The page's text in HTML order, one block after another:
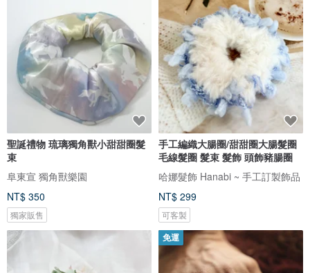
聖誕禮物 琉璃獨角獸小甜甜圈髮
束
阜東宣 獨角獸樂園
NT$ 350
獨家販售
手工編織大腸圈/甜甜圈大腸髮圈
毛線髮圈 髮束 髮飾 頭飾豬腸圈
哈娜髮飾 Hanabi ~ 手工訂製飾品
NT$ 299
可客製
免運